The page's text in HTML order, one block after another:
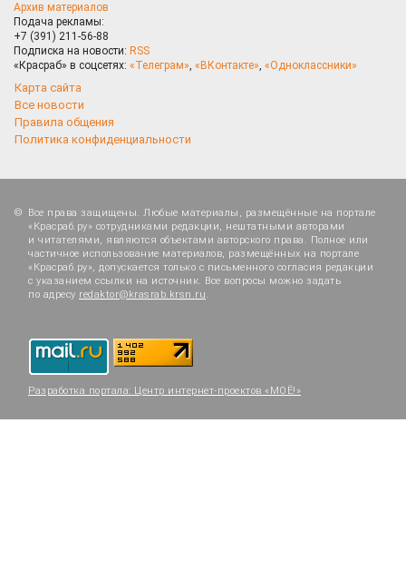
Архив материалов
Подача рекламы:
+7 (391) 211-56-88
Подписка на новости: RSS
«Красраб» в соцсетях: «Телеграм», «ВКонтакте», «Одноклассники»
Карта сайта
Все новости
Правила общения
Политика конфиденциальности
Все права защищены. Любые материалы, размещённые на портале
«Красраб.ру» сотрудниками редакции, нештатными авторами
и читателями, являются объектами авторского права. Полное или
частичное использование материалов, размещённых на портале
«Красраб.ру», допускается только с письменного согласия редакции
с указанием ссылки на источник. Все вопросы можно задать
по адресу redaktor@krasrab.krsn.ru.
Разработка портала: Центр интернет-проектов «МОЁ!»